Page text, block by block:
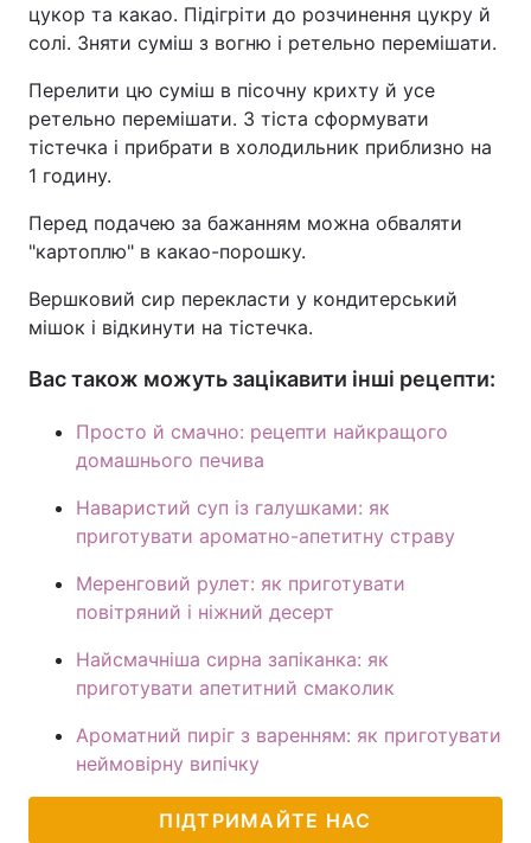
цукор та какао. Підігріти до розчинення цукру й
солі. Зняти суміш з вогню і ретельно перемішати.
Перелити цю суміш в пісочну крихту й усе
ретельно перемішати. З тіста сформувати
тістечка і прибрати в холодильник приблизно на
1 годину.
Перед подачею за бажанням можна обваляти
"картоплю" в какао-порошку.
Вершковий сир перекласти у кондитерський
мішок і відкинути на тістечка.
Вас також можуть зацікавити інші рецепти:
Просто й смачно: рецепти найкращого
домашнього печива
Наваристий суп із галушками: як
приготувати ароматно-апетитну страву
Меренговий рулет: як приготувати
повітряний і ніжний десерт
Найсмачніша сирна запіканка: як
приготувати апетитний смаколик
Ароматний пиріг з варенням: як приготувати
неймовірну випічку
ПІДТРИМАЙТЕ НАС